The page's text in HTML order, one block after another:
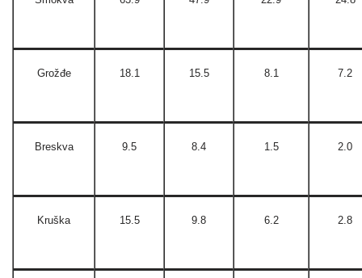
Grožđe 18.1 15.5 8.1 7.2
Breskva 9.5 8.4 1.5 2.0
Kruška 15.5 9.8 6.2 2.8